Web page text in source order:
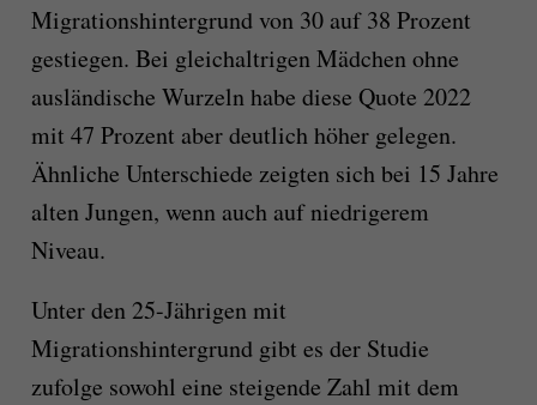
Migrationshintergrund von 30 auf 38 Prozent
gestiegen. Bei gleichaltrigen Mädchen ohne
ausländische Wurzeln habe diese Quote 2022
mit 47 Prozent aber deutlich höher gelegen.
Ähnliche Unterschiede zeigten sich bei 15 Jahre
alten Jungen, wenn auch auf niedrigerem
Niveau.
Unter den 25-Jährigen mit
Migrationshintergrund gibt es der Studie
zufolge sowohl eine steigende Zahl mit dem